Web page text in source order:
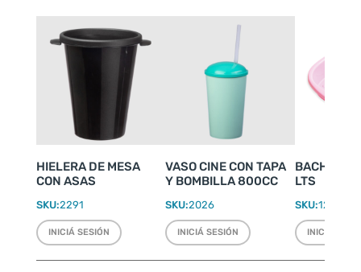
HIELERA DE MESA
CON ASAS
SKU:2291
INICIÁ SESIÓN
VASO CINE CON TAPA
Y BOMBILLA 800CC
SKU:2026
INICIÁ SESIÓN
BACHA
LTS
SKU:1216
INICIÁ